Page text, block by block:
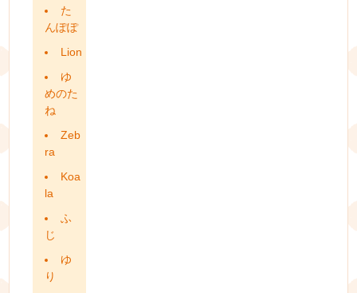
た
んぽぽ
Lion
ゆ
めのた
ね
Zeb
ra
Koa
la
ふ
じ
ゆ
り